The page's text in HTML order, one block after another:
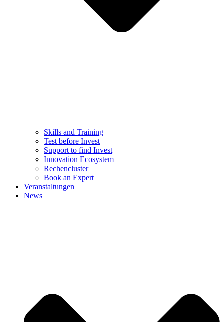
Skills and Training
Test before Invest
Support to find Invest
Innovation Ecosystem
Rechencluster​
Book an Expert
Veranstaltungen
News